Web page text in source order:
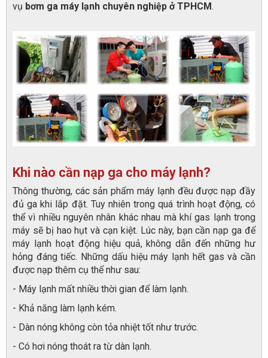
vụ bơm ga máy lạnh chuyên nghiệp ở TPHCM.
Khi nào cần nạp ga cho máy lạnh?
Thông thường, các sản phẩm máy lạnh đều được nạp đầy
đủ ga khi lắp đặt. Tuy nhiên trong quá trình hoạt động, có
thể vì nhiều nguyên nhân khác nhau mà khí gas lạnh trong
máy sẽ bị hao hụt và cạn kiệt. Lúc này, bạn cần nạp ga để
máy lạnh hoạt động hiệu quả, không dẫn đến những hư
hỏng đáng tiếc. Những dấu hiệu máy lạnh hết gas và cần
được nạp thêm cụ thể như sau:
- Máy lạnh mất nhiều thời gian để làm lạnh.
- Khả năng làm lạnh kém.
- Dàn nóng không còn tỏa nhiệt tốt như trước.
- Có hơi nóng thoát ra từ dàn lạnh.